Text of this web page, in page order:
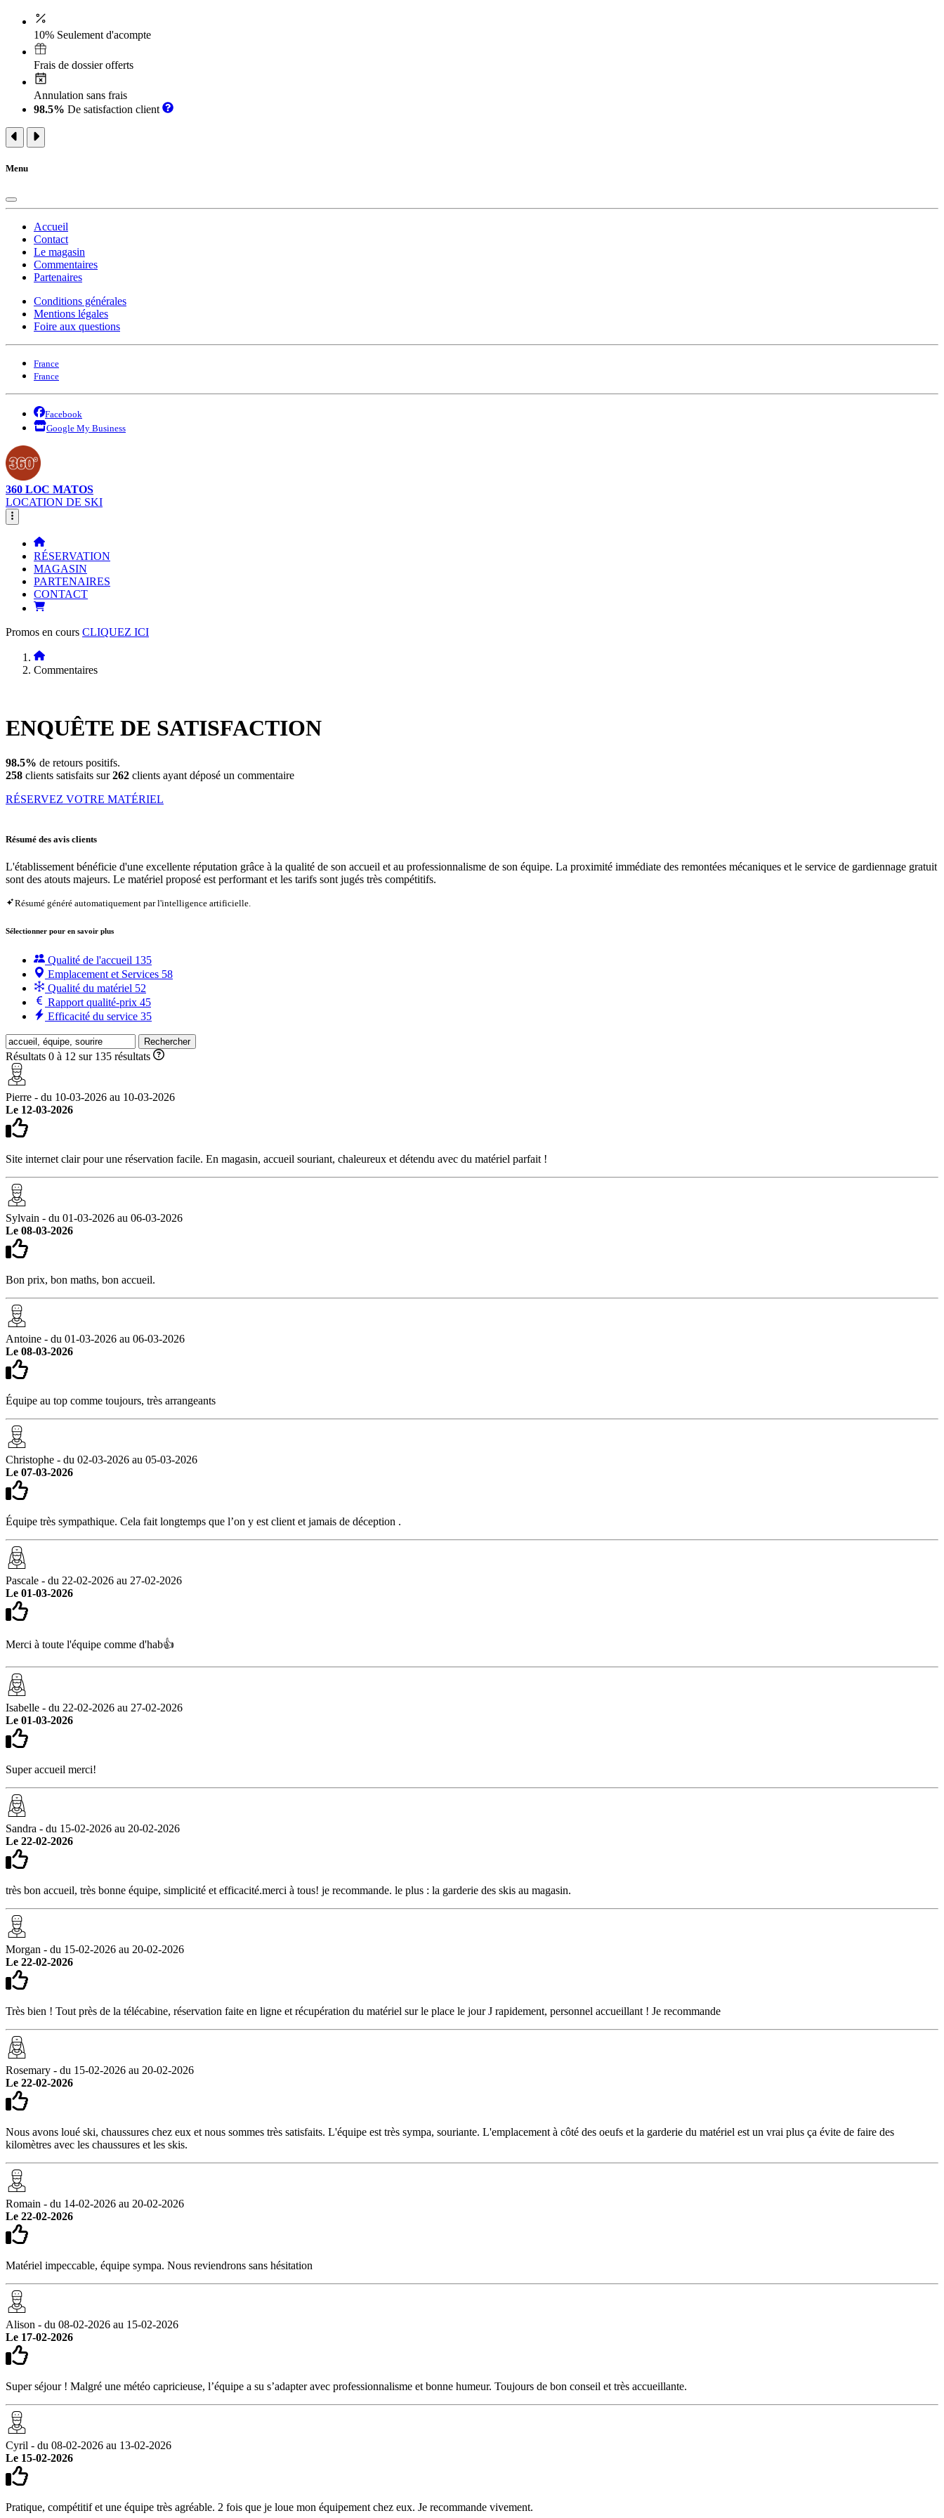
10% Seulement d'acompte
Frais de dossier offerts
Annulation sans frais
98.5% De satisfaction client
Menu
Accueil
Contact
Le magasin
Commentaires
Partenaires
Conditions générales
Mentions légales
Foire aux questions
France
France
Facebook
Google My Business
360 LOC MATOS
LOCATION DE SKI
RÉSERVATION
MAGASIN
PARTENAIRES
CONTACT
Promos en cours CLIQUEZ ICI
Commentaires
ENQUÊTE DE SATISFACTION
98.5% de retours positifs.
258 clients satisfaits sur262 clients ayant déposé un commentaire
RÉSERVEZ VOTRE MATÉRIEL
Résumé des avis clients
L'établissement bénéficie d'une excellente réputation grâce à la qualité de son accueil et au professionnalisme de son équipe. La proximité immédiate des remontées mécaniques et le service de gardiennage gratuit
sont des atouts majeurs. Le matériel proposé est performant et les tarifs sont jugés très compétitifs.
Résumé généré automatiquement par l'intelligence artificielle.
Sélectionner pour en savoir plus
Qualité de l'accueil 135
Emplacement et Services 58
Qualité du matériel 52
Rapport qualité-prix 45
Efficacité du service 35
Rechercher
Résultats 0 à 12 sur 135 résultats
Pierre - du 10-03-2026 au 10-03-2026
Le 12-03-2026
Site internet clair pour une réservation facile. En magasin, accueil souriant, chaleureux et détendu avec du matériel parfait !
Sylvain - du 01-03-2026 au 06-03-2026
Le 08-03-2026
Bon prix, bon maths, bon accueil.
Antoine - du 01-03-2026 au 06-03-2026
Le 08-03-2026
Équipe au top comme toujours, très arrangeants
Christophe - du 02-03-2026 au 05-03-2026
Le 07-03-2026
Équipe très sympathique. Cela fait longtemps que l’on y est client et jamais de déception .
Pascale - du 22-02-2026 au 27-02-2026
Le 01-03-2026
Merci à toute l'équipe comme d'hab👍
Isabelle - du 22-02-2026 au 27-02-2026
Le 01-03-2026
Super accueil merci!
Sandra - du 15-02-2026 au 20-02-2026
Le 22-02-2026
très bon accueil, très bonne équipe, simplicité et efficacité.merci à tous! je recommande. le plus : la garderie des skis au magasin.
Morgan - du 15-02-2026 au 20-02-2026
Le 22-02-2026
Très bien ! Tout près de la télécabine, réservation faite en ligne et récupération du matériel sur le place le jour J rapidement, personnel accueillant ! Je recommande
Rosemary - du 15-02-2026 au 20-02-2026
Le 22-02-2026
Nous avons loué ski, chaussures chez eux et nous sommes très satisfaits. L'équipe est très sympa, souriante. L'emplacement à côté des oeufs et la garderie du matériel est un vrai plus ça évite de faire des
kilomètres avec les chaussures et les skis.
Romain - du 14-02-2026 au 20-02-2026
Le 22-02-2026
Matériel impeccable, équipe sympa. Nous reviendrons sans hésitation
Alison - du 08-02-2026 au 15-02-2026
Le 17-02-2026
Super séjour ! Malgré une météo capricieuse, l’équipe a su s’adapter avec professionnalisme et bonne humeur. Toujours de bon conseil et très accueillante.
Cyril - du 08-02-2026 au 13-02-2026
Le 15-02-2026
Pratique, compétitif et une équipe très agréable. 2 fois que je loue mon équipement chez eux. Je recommande vivement.